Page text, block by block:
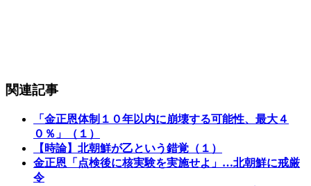
関連記事
「金正恩体制１０年以内に崩壊する可能性、最大４
０％」（１）
【時論】北朝鮮が乙という錯覚（１）
金正恩「点検後に核実験を実施せよ」…北朝鮮に戒厳
令